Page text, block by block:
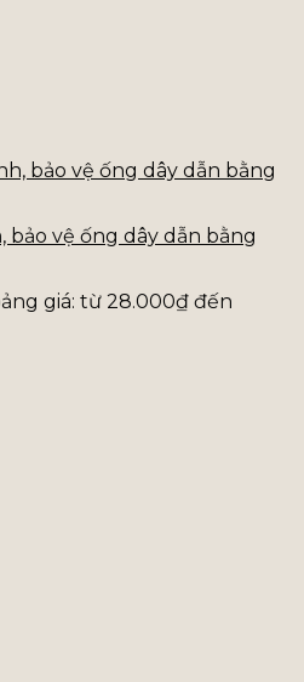
bảo vệ ống dây dẫn bằng
giá: từ 28.000₫ đến